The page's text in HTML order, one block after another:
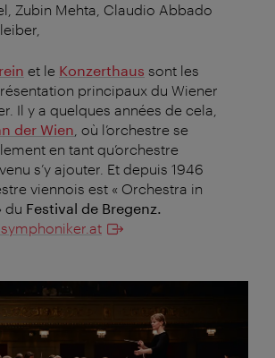
Zubin Mehta, Claudio Abbado
et le Konzerthaus sont les
principaux du Wiener
Il y a quelques années de cela,
der Wien , où l’orchestre se
en tant qu’orchestre
s’y ajouter. Et depuis 1946
viennois est « Orchestra in
du Festival de Bregenz.